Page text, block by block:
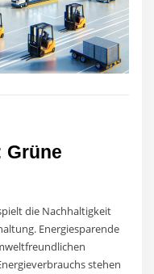
Grüne
die Nachhaltigkeit
Energiesparende
stehen